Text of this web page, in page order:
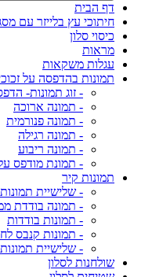
דף הבית
חיתוכי עץ בלייזר עם
כיסוי סלון
מראות
עגלות משקאות
תמונות בהדפסה על
- זוג תמונות-
- תמונה ארוכה
- תמונה פנורמית
- תמונה רגילה
- תמונה ריבוע
- תמונת מודפס
תמונות קיר
- שלישיית
- תמונה בודדת
- תמונות בודדות
- תמונות קנבס
- שלישיית
שולחנות לסלון